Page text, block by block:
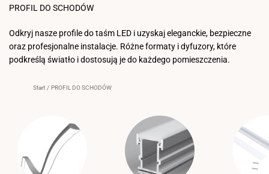
PROFIL DO SCHODÓW
Odkryj nasze profile do taśm LED i uzyskaj eleganckie, bezpieczne
oraz profesjonalne instalacje. Różne formaty i dyfuzory, które
podkreślą światło i dostosują je do każdego pomieszczenia.
Start / PROFIL DO SCHODÓW